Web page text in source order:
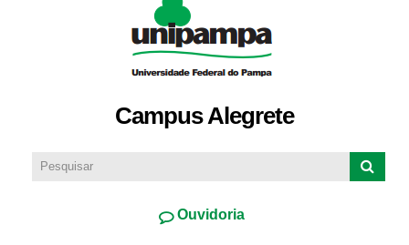
Campus Alegrete
Ouvidoria